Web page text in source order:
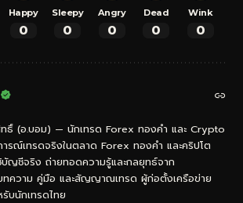
Happy
0
Sleepy
0
Angry
0
Dead
0
Wink
0
(อ.บอม) — นักเทรด Forex ทองคำ และ Crypto
รณ์เทรดจริงในตลาด Forex ทองคำ และคริปโต
ญชีจริง ถ่ายทอดความรู้และกลยุทธ์จาก
ทความ คู่มือ และสัญญาณเทรด ผู้ก่อตั้งเครือข่าย
บนักเทรดไทย